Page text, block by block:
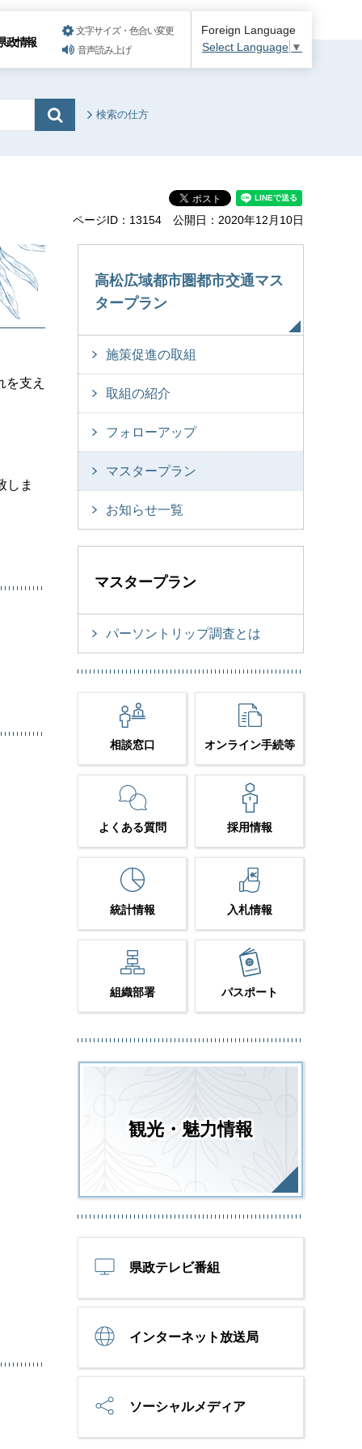
政情報
文字サイズ・色合い変更
音声読み上げ
Foreign Language
Select Language ▼
検索の仕方
ページID：13154 公開日：2020年12月10日
支え
しま
高松広域都市圏都市交通マス
タープラン
施策促進の取組
取組の紹介
フォローアップ
マスタープラン
お知らせ一覧
マスタープラン
パーソントリップ調査とは
相談窓口 オンライン手続等
よくある質問 採用情報
統計情報 入札情報
組織部署 パスポート
観光・魅力情報
県政テレビ番組
インターネット放送局
ソーシャルメディア